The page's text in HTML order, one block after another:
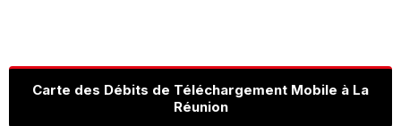
Carte des Débits de Téléchargement Mobile à La
Réunion